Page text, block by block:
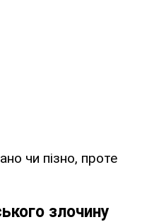
чи пізно, проте
злочину